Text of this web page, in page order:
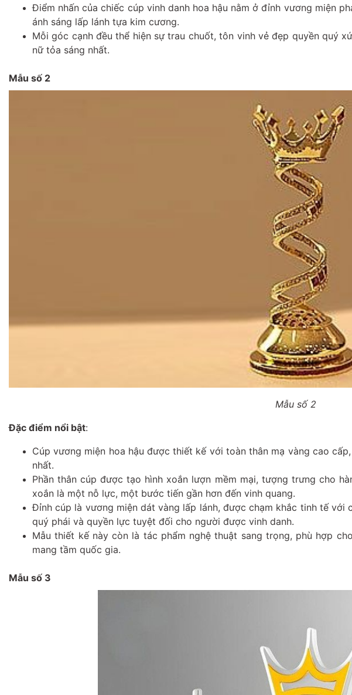
Điểm nhấn của chiếc cúp vinh danh hoa hậu nằm ở đỉnh vương miện
ánh sáng lấp lánh tựa kim cương.
Mỗi góc cạnh đều thể hiện sự trau chuốt, tôn vinh vẻ đẹp quyền quý
nữ tỏa sáng nhất.
Mẫu số 2
Mẫu số 2
Đặc điểm nổi bật:
Cúp vương miện hoa hậu được thiết kế với toàn thân mạ vàng cao
nhất.
Phần thân cúp được tạo hình xoắn lượn mềm mại, tượng trưng cho
xoắn là một nỗ lực, một bước tiến gần hơn đến vinh quang.
Đỉnh cúp là vương miện dát vàng lấp lánh, được chạm khắc tinh tế với
quý phái và quyền lực tuyệt đối cho người được vinh danh.
Mẫu thiết kế này còn là tác phẩm nghệ thuật sang trọng, phù hợp
mang tầm quốc gia.
Mẫu số 3